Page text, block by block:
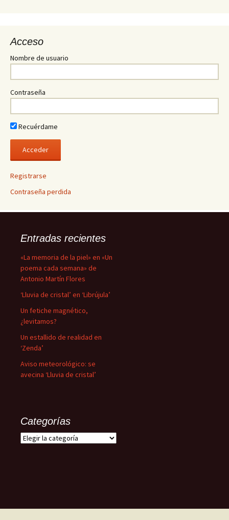
Acceso
Nombre de usuario
Contraseña
Recuérdame
Registrarse
Contraseña perdida
Entradas recientes
«La memoria de la piel» en «Un
poema cada semana» de
Antonio Martín Flores
‘Lluvia de cristal’ en ‘Librújula’
Un fetiche magnético,
¿levitamos?
Un estallido de realidad en
‘Zenda’
Aviso meteorológico: se
avecina ‘Lluvia de cristal’
Categorías
Categorías